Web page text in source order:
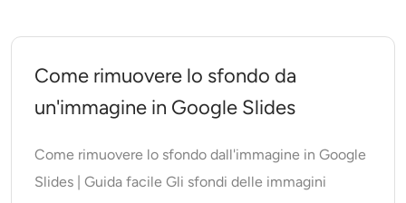
Come rimuovere lo sfondo da
un'immagine in Google Slides
Come rimuovere lo sfondo dall'immagine in Google
Slides | Guida facile Gli sfondi delle immagini